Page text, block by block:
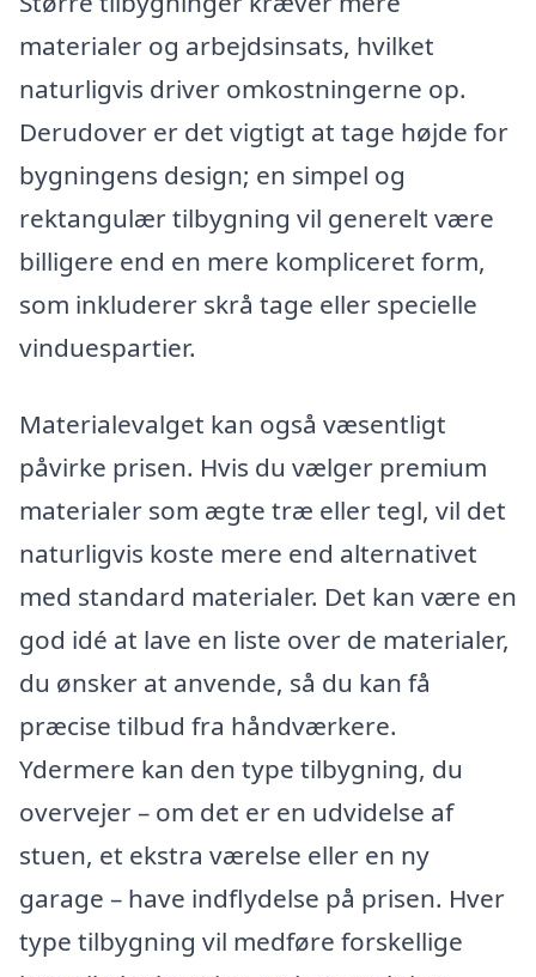
materialer og arbejdsinsats, hvilket
naturligvis driver omkostningerne op.
Derudover er det vigtigt at tage højde for
bygningens design; en simpel og
rektangulær tilbygning vil generelt være
billigere end en mere kompliceret form,
som inkluderer skrå tage eller specielle
vinduespartier.
Materialevalget kan også væsentligt
påvirke prisen. Hvis du vælger premium
materialer som ægte træ eller tegl, vil det
naturligvis koste mere end alternativet
med standard materialer. Det kan være en
god idé at lave en liste over de materialer,
du ønsker at anvende, så du kan få
præcise tilbud fra håndværkere.
Ydermere kan den type tilbygning, du
overvejer – om det er en udvidelse af
stuen, et ekstra værelse eller en ny
garage – have indflydelse på prisen. Hver
type tilbygning vil medføre forskellige